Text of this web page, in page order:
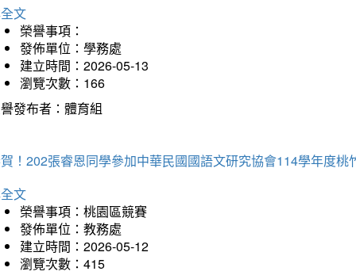
文
榮譽事項：
發佈單位：學務處
建立時間：2026-05-13
瀏覽次數：166
發布者：體育組
！202張睿恩同學參加中華民國國語文研究協會114學年度
文
榮譽事項：桃園區競賽
發佈單位：教務處
建立時間：2026-05-12
瀏覽次數：415